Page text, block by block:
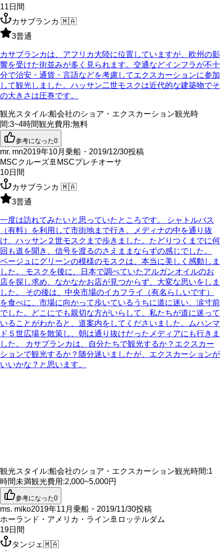
11 日間
カサブランカ 🇲🇦
3普通
カサブランカは、アフリカ大陸に位置していますが、欧州の影
響を受けた街並みが多く見られます。交通などインフラが不十
分で治安・通貨・言語などを考慮してエクスカーションに参加
して観光しました。ハッサン二世モスクは近代的な建築物でそ
の大きさは圧巻です。
観光スタイル:船会社のショア・エクスカーション観光時
間:3~4時間観光費用 :無料
参考になった0
mr. mn2019年10月乗船・2019/12/30投稿
MSCクルーズ🚢 MSCプレチオーサ
10日間
カサブランカ 🇲🇦
3普通
一度は訪れてみたいと思っていたところです。 シャトルバス
（有料）を利用して市街地まで行き、メディナの中を通り抜
け、ハッサン２世モスクまで歩きました。たどりつくまでに何
回も道を聞き、信号を渡るのさえままならずの感じでした。
ベージュにグリーンの模様のモスクは、本当に美しく感動しま
した。 モスクを後に、日本で調べていたアルガンオイルのお
店を探し求め、なかなかお店が見つからず、大変な思いをしま
した。 その後は、中央市場のイカフライ（有名らしいです）
を食べに、市場に向かって歩いているうちに道に迷い、涙寸前
でした。どこにでも親切な方がいらして、私たちが道に迷って
いることがわかると、道案内をしてくださいました。ムハンマ
ド５世広場を散策し、朝は通り抜けだったメディアにも行きま
した。 カサブランカは、自分たちで観光するか？エクスカー
ションで観光するか？随分迷いましたが、エクスカーションが
いいかな？と思います。
観光スタイル:船会社のショア・エクスカーション観光時間:1
時間未満観光費用 :2,000~5,000円
参考になった0
ms. miko2019年11月乗船・2019/11/30投稿
ホーランド・アメリカ・ライン 🚢 ロッテルダム
19日間
タンジェ🇲🇦